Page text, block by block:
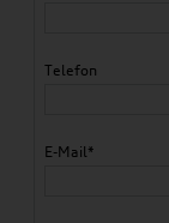
Telefon
E-Mail*